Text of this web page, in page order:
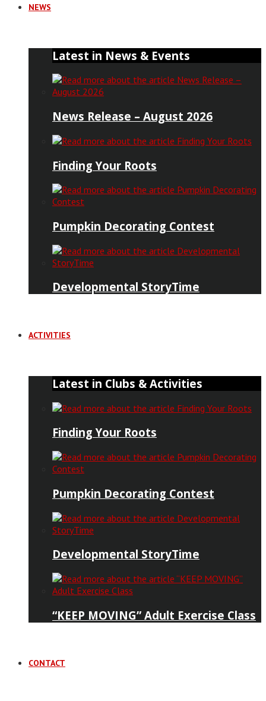
NEWS
Latest in News & Events
News Release – August 2026
Finding Your Roots
Pumpkin Decorating Contest
Developmental StoryTime
ACTIVITIES
Latest in Clubs & Activities
Finding Your Roots
Pumpkin Decorating Contest
Developmental StoryTime
“KEEP MOVING” Adult Exercise Class
CONTACT